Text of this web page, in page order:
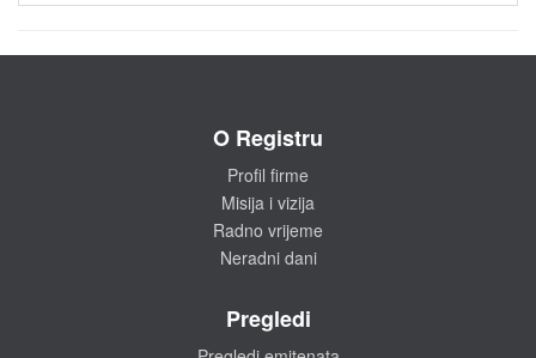
O Registru
Profil firme
Misija i vizija
Radno vrijeme
Neradni dani
Pregledi